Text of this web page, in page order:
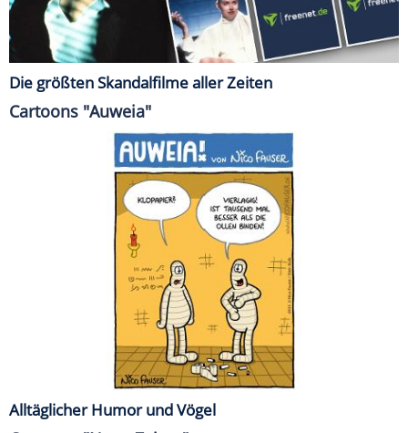
Die größten Skandalfilme aller Zeiten
Cartoons "Auweia"
Alltäglicher Humor und Vögel